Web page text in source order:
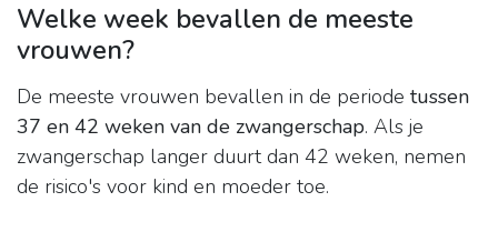
Welke week bevallen de meeste
vrouwen?
De meeste vrouwen bevallen in de periode tussen
37 en 42 weken van de zwangerschap. Als je
zwangerschap langer duurt dan 42 weken, nemen
de risico's voor kind en moeder toe.